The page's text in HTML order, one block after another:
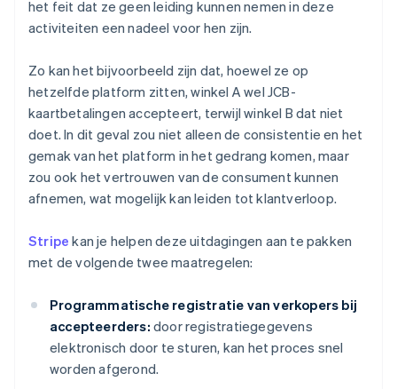
het feit dat ze geen leiding kunnen nemen in deze
activiteiten een nadeel voor hen zijn.
Zo kan het bijvoorbeeld zijn dat, hoewel ze op
hetzelfde platform zitten, winkel A wel JCB-
kaartbetalingen accepteert, terwijl winkel B dat niet
doet. In dit geval zou niet alleen de consistentie en het
gemak van het platform in het gedrang komen, maar
zou ook het vertrouwen van de consument kunnen
afnemen, wat mogelijk kan leiden tot klantverloop.
Stripe kan je helpen deze uitdagingen aan te pakken
met de volgende twee maatregelen:
Programmatische registratie van verkopers bij
accepteerders: door registratiegegevens
elektronisch door te sturen, kan het proces snel
worden afgerond.